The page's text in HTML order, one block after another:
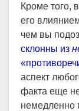
Кроме того,
его
чем вы
склонны из
аспект
факта еще
немедленно